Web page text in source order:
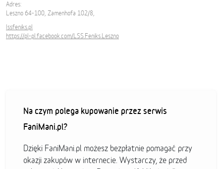
Adres:
Leszno 64-100, Zamenhofa 102/8,
lssfeniks.pl
https://pl-pl.facebook.com/LSS.Feniks.Leszno
Na czym polega kupowanie przez serwis
FaniMani.pl?
Dzięki FaniMani.pl możesz bezpłatnie pomagać przy
okazji zakupów w internecie. Wystarczy, że przed